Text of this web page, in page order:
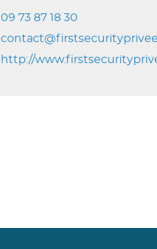
09 73 87 18 30
http://